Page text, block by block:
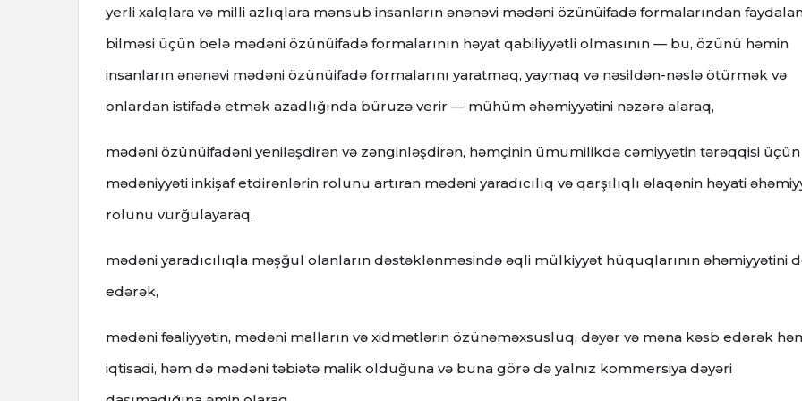
yerli xalqlara və milli azlıqlara mənsub insanların ənənəvi mədəni özünüifadə formalarından
bilməsi üçün belə mədəni özünüifadə formalarının həyat qabiliyyətli olmasının — bu, özünü həmin
insanların ənənəvi mədəni özünüifadə formalarını yaratmaq, yaymaq və nəsildən-nəslə ötürmək və
onlardan istifadə etmək azadlığında büruzə verir — mühüm əhəmiyyətini nəzərə alaraq,
mədəni özünüifadəni yeniləşdirən və zənginləşdirən, həmçinin ümumilikdə cəmiyyətin tərəqqisi üçün
mədəniyyəti inkişaf etdirənlərin rolunu artıran mədəni yaradıcılıq və qarşılıqlı əlaqənin həyati
rolunu vurğulayaraq,
mədəni yaradıcılıqla məşğul olanların dəstəklənməsində əqli mülkiyyət hüquqlarının əhəmiyyətini
edərək,
mədəni fəaliyyətin, mədəni malların və xidmətlərin özünəməxsusluq, dəyər və məna kəsb edərək
iqtisadi, həm də mədəni təbiətə malik olduğuna və buna görə də yalnız kommersiya dəyəri